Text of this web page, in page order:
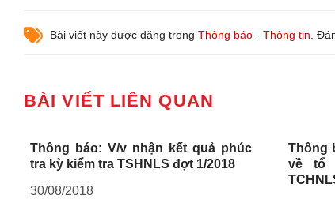
Bài viết này được đăng trong Thông báo - Thông tin .
BÀI VIẾT LIÊN QUAN
Thông báo: V/v nhận kết quả phúc
tra kỳ kiểm tra TSHNLS đợt 1/2018
30/08/2018
Thông
về tổ